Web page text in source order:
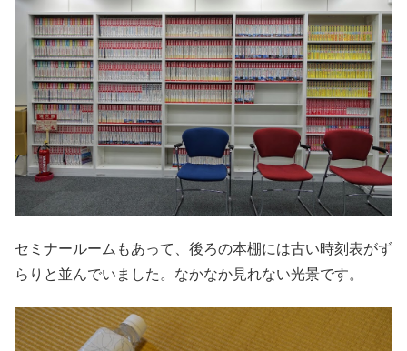
セミナールームもあって、後ろの本棚には古い時刻表がず
らりと並んでいました。なかなか見れない光景です。